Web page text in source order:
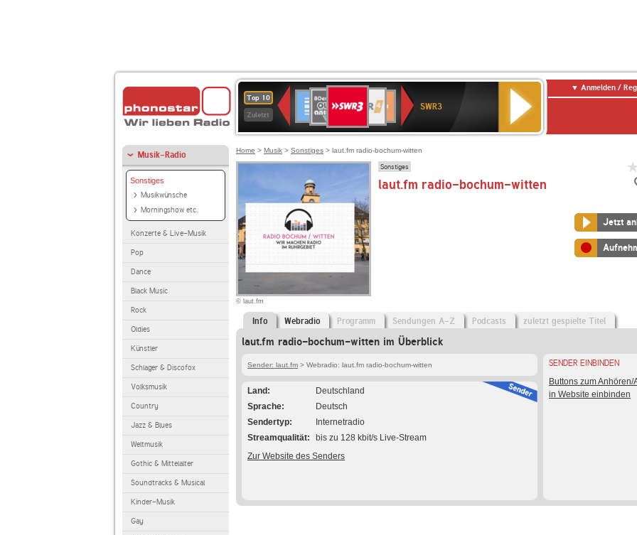
Top 10
Zuletzt
Deutschlandfunk
80er
90er
OLDIE
ANTENNE
4
Deutschlandfunk
Kultur
NDR
2
SWR1
Baden-
Württemberg
SWR3
Anmelden /
Musik-Radio
Sonstiges
Musikwünsche
Morningshow etc.
Konzerte & Live-Musik
Pop
Dance
Black Music
Rock
Oldies
Künstler
Schlager & Discofox
Volksmusik
Country
Jazz & Blues
Weltmusik
Gothic & Mittelalter
Soundtracks & Musical
Kinder-Musik
Gay
Home > Musik > Sonstiges > laut.fm radio-bochum-witten
© laut.fm
Sonstiges
laut.fm radio-bochum-witten
Jetzt
Info Webradio Programm Sendungen A-Z Podcasts zuletzt gespielte Titel
laut.fm radio-bochum-witten im Überblick
Sender: laut.fm > Webradio: laut.fm radio-bochum-witten
Land
Deutschland
Sprache
Deutsch
Sendertyp
Internetradio
Streamqualität
bis zu 128 kbit/s Live-Stream
Zur Website des Senders
SENDER EINBINDEN
Buttons zum Anhören/
in Website einbinden